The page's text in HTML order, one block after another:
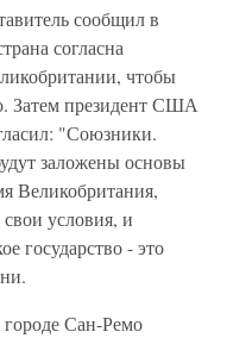
сообщил в
согласна
чтобы
Затем президент США
"Союзники.
заложены основы
Великобритания,
условия, и
государство - это
городе Сан-Ремо